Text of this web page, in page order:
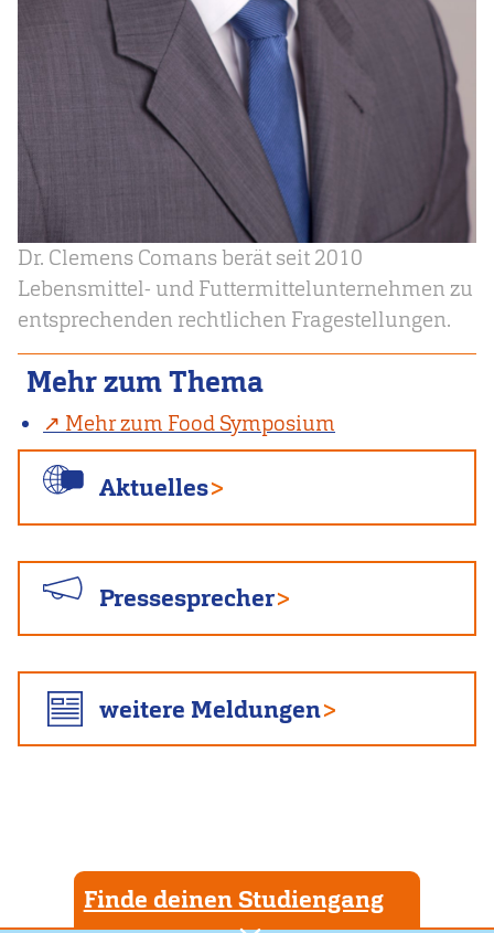
Dr. Clemens Comans berät seit 2010
Lebensmittel- und Futtermittelunternehmen zu
entsprechenden rechtlichen Fragestellungen.
Mehr zum Thema
Mehr zum Food Symposium
Aktuelles
Pressesprecher
weitere Meldungen
Finde deinen Studiengang